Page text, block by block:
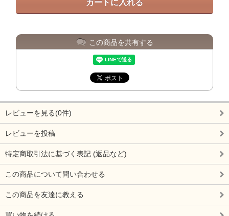
この商品を共有する
レビューを見る(0件)
レビューを投稿
特定商取引法に基づく表記 (返品など)
この商品について問い合わせる
この商品を友達に教える